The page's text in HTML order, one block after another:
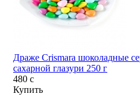
Драже Crismara шоколадные
сахарной глазури 250 г
480c
Купить